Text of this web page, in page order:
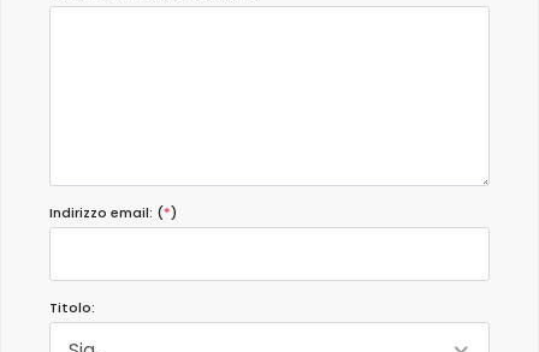
Indirizzo email: (*)
Titolo: